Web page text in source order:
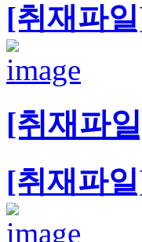
[취재파
[취재파
[취재파